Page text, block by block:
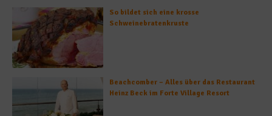
So bildet sich eine krosse
Schweinebratenkruste
Beachcomber – Alles über das Restaurant
Heinz Beck im Forte Village Resort